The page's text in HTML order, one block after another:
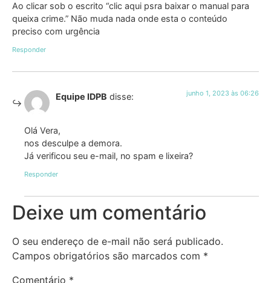
Ao clicar sob o escrito “clic aqui psra baixar o manual para
queixa crime.” Não muda nada onde esta o conteúdo
preciso com urgência
Responder
Equipe IDPB disse: junho 1, 2023 às 06:26
Olá Vera,
nos desculpe a demora.
Já verificou seu e-mail, no spam e lixeira?
Responder
Deixe um comentário
O seu endereço de e-mail não será publicado.
Campos obrigatórios são marcados com *
Comentário *